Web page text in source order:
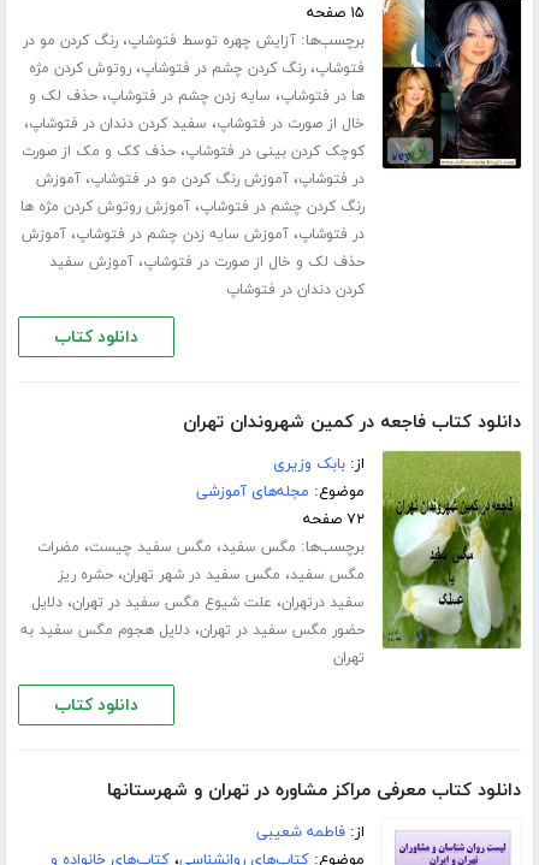
۱۵ صفحه
برچسب‌ها:آزایش چهره توسط فتوشاپ،رنگ کردن مو در
فتوشاپ،رنگ کردن چشم در فتوشاپ،روتوش کردن مژه
ها در فتوشاپ، سایه زدن چشم در فتوشاپ،حذف لک و
خال از صورت در فتوشاپ، سفید کردن دندان در فتوشاپ،
کوچک کردن بینی در فتوشاپ،حذف کک و مک از صورت
در فتوشاپ،آموزش رنگ کردن مو در فتوشاپ،آموزش
رنگ کردن چشم در فتوشاپ،آموزش روتوش کردن مژه ها
در فتوشاپ،آموزش سایه زدن چشم در فتوشاپ،آموزش
حذف لک و خال از صورت در فتوشاپ،آموزش سفید
کردن دندان در فتوشاپ
دانلود کتاب
دانلود کتاب فاجعه در کمین شهروندان تهران
از:بابک وزیری
موضوع: مجله‌های آموزشی
۷۲ صفحه
برچسب‌ها: مگس سفید، مگس سفید چیست، مضرات
مگس سفید، مگس سفید در شهر تهران،حشره ریز
سفید درتهران، علت شیوع مگس سفید در تهران،دلایل
حضور مگس سفید در تهران،دلایل هجوم مگس سفید به
تهران
دانلود کتاب
دانلود کتاب معرفی مراکز مشاوره در تهران و شهرستانها
از:فاطمه شعیبی
موضوع:کتاب‌های روانشناسی،کتاب‌های خانواده و